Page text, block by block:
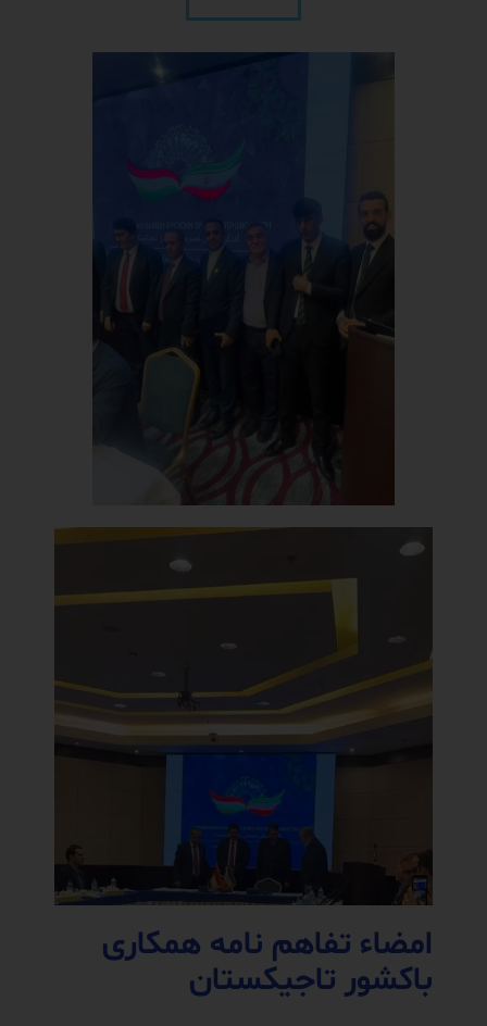
امضاء تفاهم نامه همکاری
باکشور تاجیکستان